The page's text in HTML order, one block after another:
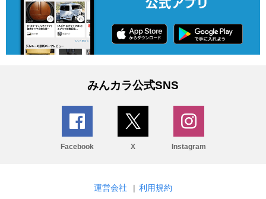
みんカラ公式SNS
Facebook X Instagram
運営会社 | 利用規約